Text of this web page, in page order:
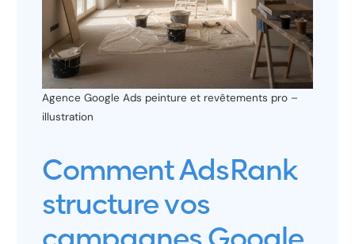
Agence Google Ads peinture et revêtements pro –
illustration
Comment AdsRank
structure vos